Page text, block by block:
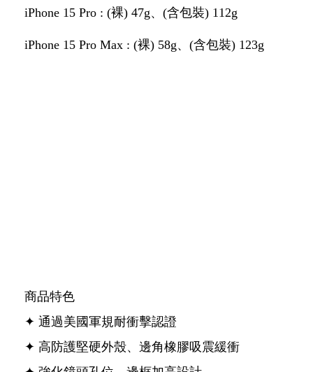
iPhone 15 Pro : (裸) 47g、(含包裝) 112g
iPhone 15 Pro Max : (裸) 58g、(含包裝) 123g
商品特色
✦ 通過美國軍規耐衝擊認證
✦ 高防護堅硬外殼、邊角橡膠吸震緩衝